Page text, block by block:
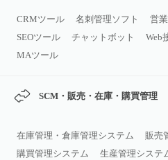
CRMツール 名刺管理ソフト
営
SEOツール
チャットボット Web
MAツール
SCM・販売・在庫・購買管理
在庫管理・倉庫管理システム
販売
購買管理システム
生産管理システ